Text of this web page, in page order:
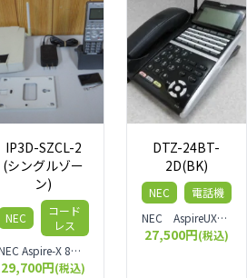
IP3D-SZCL-2
(シングルゾー
ン)
NEC
コード
レス
NEC Aspire-X 8ボタンコードレス電話機 シングルゾーン／本商品は中古品となります。 写真では分かりにくいキズ・汚れ・欠けなどの使用感があります。 予めご理解・ご了承頂きますようお願いいたします。
29,700円(税込)
DTZ-24BT-
2D(BK)
NEC
電話機
NEC AspireUX DTZ-24D-2D(BK) 24ボタン カールコードレス(黒)
27,500円(税込)